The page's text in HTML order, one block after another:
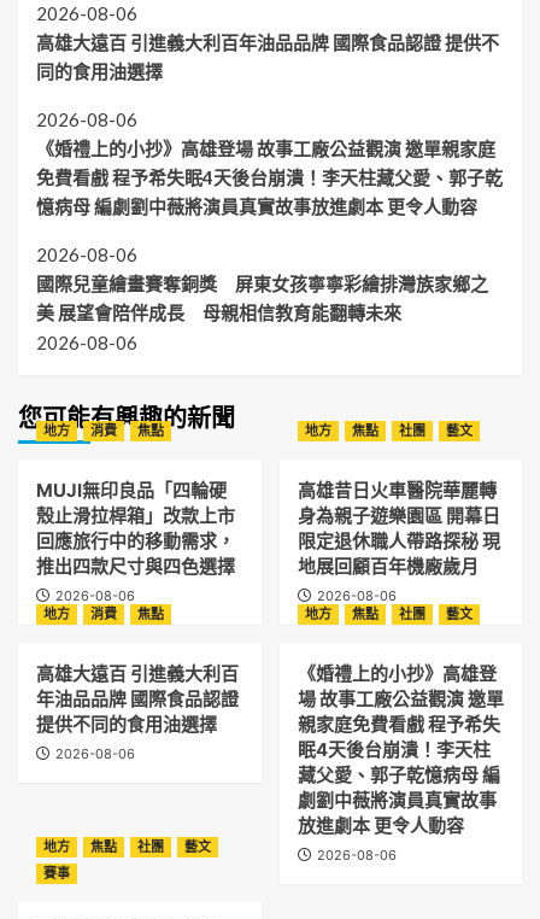
2026-08-06
高雄大遠百 引進義大利百年油品品牌 國際食品認證 提供不
同的食用油選擇
2026-08-06
《婚禮上的小抄》高雄登場 故事工廠公益觀演 邀單親家庭
免費看戲 程予希失眠4天後台崩潰！李天柱藏父愛、郭子乾
憶病母 編劇劉中薇將演員真實故事放進劇本 更令人動容
2026-08-06
國際兒童繪畫賽奪銅獎 屏東女孩寧寧彩繪排灣族家鄉之
美 展望會陪伴成長 母親相信教育能翻轉未來
2026-08-06
您可能有興趣的新聞
地方 消費 焦點
MUJI無印良品「四輪硬
殼止滑拉桿箱」改款上市
回應旅行中的移動需求，
推出四款尺寸與四色選擇
2026-08-06
地方 焦點 社團 藝文
高雄昔日火車醫院華麗轉
身為親子遊樂園區 開幕日
限定退休職人帶路探秘 現
地展回顧百年機廠歲月
2026-08-06
地方
消費 焦點
高雄大遠百 引進義大利百
年油品品牌 國際食品認證
提供不同的食用油選擇
2026-08-06
地方 焦點 社團 藝文
《婚禮上的小抄》高雄登
場 故事工廠公益觀演 邀單
親家庭免費看戲 程予希失
眠4天後台崩潰！李天柱
藏父愛、郭子乾憶病母 編
劇劉中薇將演員真實故事
放進劇本 更令人動容
2026-08-06
地方 焦點 社團
藝文
賽事